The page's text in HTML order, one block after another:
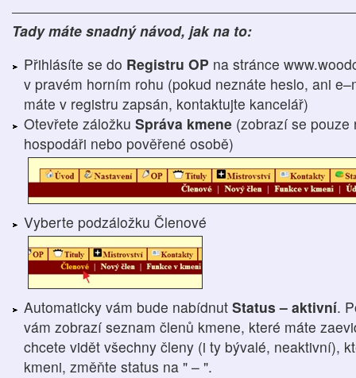
Tady máte snadný návod, jak na to:
Přihlásíte se do Registru OP na stránce
v pravém horním rohu (pokud neznáte heslo, ani
máte v registru zapsán, kontaktujte kancelář)
Otevřete záložku Správa kmene (zobrazí se pouze
hospodáři nebo pověřené osobě)
Vyberte podzáložku Členové
Automaticky vám bude nabídnut Status – aktivní.
vám zobrazí seznam členů kmene, které máte
chcete vidět všechny členy (i ty bývalé, neaktivní),
kmeni, změňte status na " – ".